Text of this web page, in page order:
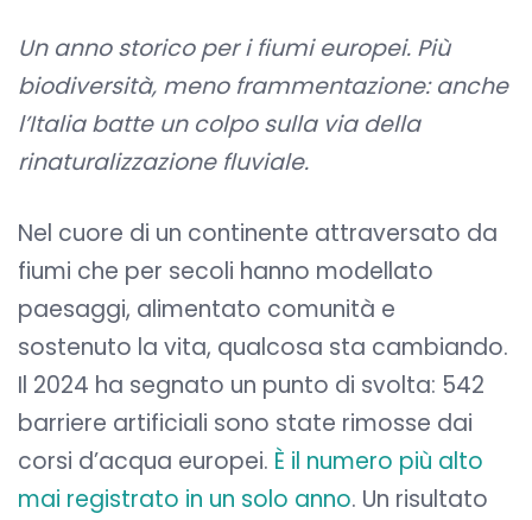
Un anno storico per i fiumi europei. Più
biodiversità, meno frammentazione: anche
l’Italia batte un colpo sulla via della
rinaturalizzazione fluviale.
Nel cuore di un continente attraversato da
fiumi che per secoli hanno modellato
paesaggi, alimentato comunità e
sostenuto la vita, qualcosa sta cambiando.
Il 2024 ha segnato un punto di svolta: 542
barriere artificiali sono state rimosse dai
corsi d’acqua europei. È il numero più alto
mai registrato in un solo anno. Un risultato